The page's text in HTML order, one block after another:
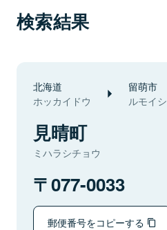
検索結果
北海道
ホッカイドウ
留萌市
ルモイシ
見晴町
ミハラシチョウ
077-0033
郵便番号をコピーする